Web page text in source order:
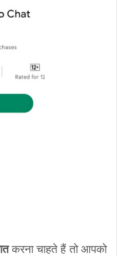
करना चाहते हैं तो आपको